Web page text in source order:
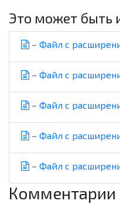
Это может быть
– Файл с
– Файл с
– Файл с
– Файл с
– Файл с
Комментарии